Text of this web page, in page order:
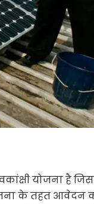
योजना है
योजना के तहत